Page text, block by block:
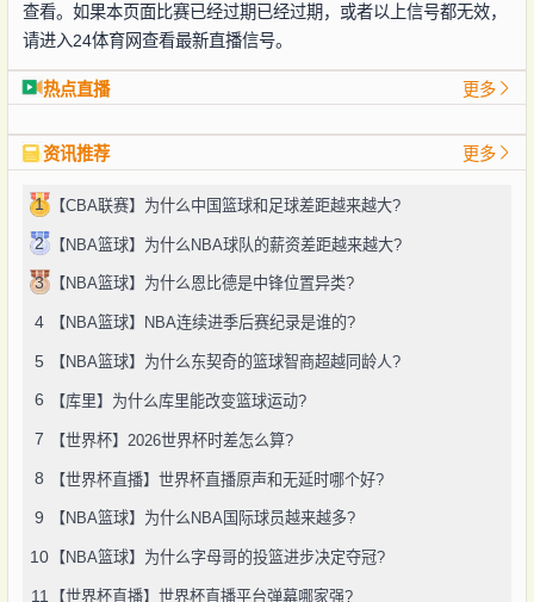
查看。如果本页面比赛已经过期已经过期，或者以上信号都无效，
请进入24体育网查看最新直播信号。
热点直播 更多
资讯推荐 更多
1 【CBA联赛】为什么中国篮球和足球差距越来越大?
2 【NBA篮球】为什么NBA球队的薪资差距越来越大?
3 【NBA篮球】为什么恩比德是中锋位置异类?
4 【NBA篮球】NBA连续进季后赛纪录是谁的?
5 【NBA篮球】为什么东契奇的篮球智商超越同龄人?
6 【库里】为什么库里能改变篮球运动?
7 【世界杯】2026世界杯时差怎么算?
8 【世界杯直播】世界杯直播原声和无延时哪个好?
9 【NBA篮球】为什么NBA国际球员越来越多?
10 【NBA篮球】为什么字母哥的投篮进步决定夺冠?
11 【世界杯直播】世界杯直播平台弹幕哪家强?